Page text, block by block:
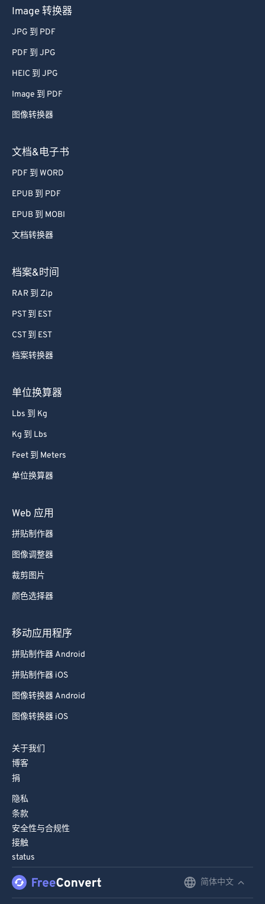
Image 转换器
JPG 到 PDF
PDF 到 JPG
HEIC 到 JPG
Image 到 PDF
图像转换器
文档&电子书
PDF 到 WORD
EPUB 到 PDF
EPUB 到 MOBI
文档转换器
档案&时间
RAR 到 Zip
PST 到 EST
CST 到 EST
档案转换器
单位换算器
Lbs 到 Kg
Kg 到 Lbs
Feet 到 Meters
单位换算器
Web 应用
拼贴制作器
图像调整器
裁剪图片
颜色选择器
移动应用程序
拼贴制作器 Android
拼贴制作器 iOS
图像转换器 Android
图像转换器 iOS
关于我们
博客
捐
隐私
条款
安全性与合规性
接触
status
简体中文